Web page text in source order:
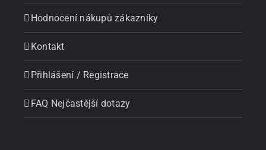
Hodnocení nákupů zákazníky
Kontakt
Přihlášení / Registrace
FAQ Nejčastější dotazy